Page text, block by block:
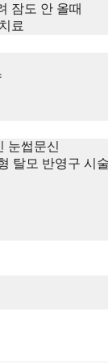
잠도 안 올때
료
눈썹문신
탈모 반영구 시